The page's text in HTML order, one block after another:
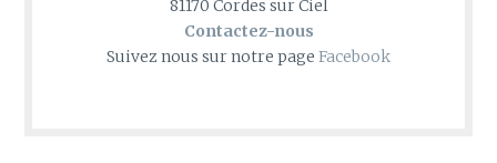
81170 Cordes sur Ciel
Contactez-nous
Suivez nous sur notre page Facebook